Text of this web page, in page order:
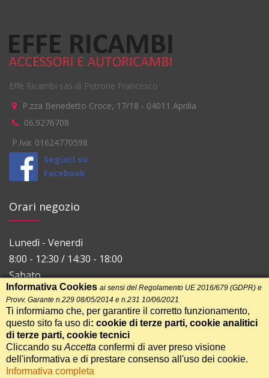
Effe Ricambi sas di Petrone Francesco
P.zza Benedetto Croce, 17/18 - 04011 Aprilia
06.9276708
P.Iva: 01624770598
Seguici su
Facebook
Orari negozio
Lunedì - Venerdì
8:00 - 12:30 / 14:30 - 18:00
Sabato
8:00 - 12:30
>Realizzazione Siti Web Itala
Informativa Cookies ai sensi del Regolamento UE 2016/679 (GDPR) e
Provv. Garante n.229 08/05/2014 e n.231 10/06/2021
Ti informiamo che, per garantire il corretto funzionamento,
questo sito fa uso di: cookie di terze parti, cookie analitici
di terze parti, cookie tecnici
Cliccando su Accetta confermi di aver preso visione
dell'informativa e di prestare consenso all'uso dei cookie.
Informativa completa